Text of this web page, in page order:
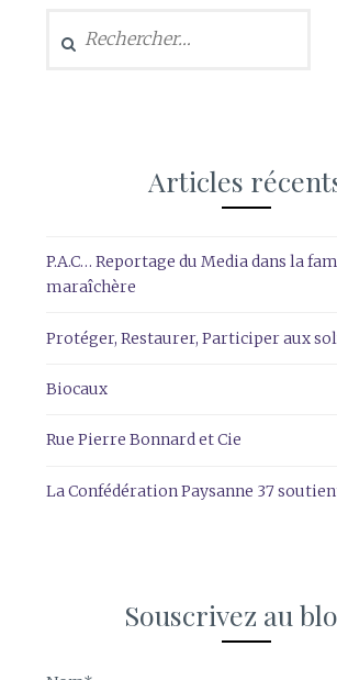
Articles
P.A.C… Reportage du Media dans la
maraîchère
Protéger, Restaurer, Participer aux
Biocaux
Rue Pierre Bonnard et Cie
La Confédération Paysanne 37
Souscrivez au